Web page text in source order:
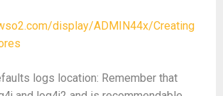
display/ADMIN44x/Creating
logs location: Remember that